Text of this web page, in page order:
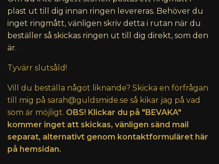
plast ut till dig innan ringen levereras. Behöver du
inget ringmått, vänligen skriv detta i rutan när du
beställer så skickas ringen ut till dig direkt, som den
är.
Tyvärr slutsåld!
Vill du beställa något liknande? Skicka en förfrågan
till mig på sarah@guldsmide.se så kikar jag på vad
som är möjligt. OBS! Klickar du på "BEVAKA"
kommer inget att skickas, vänligen sänd mail
separat, alternativt genom kontaktformuläret här
på hemsidan.